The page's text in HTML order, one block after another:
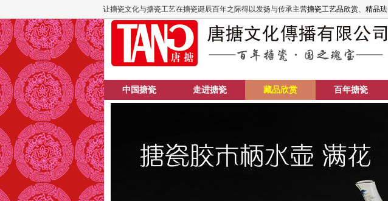
让搪瓷文化与搪瓷工艺在搪瓷诞辰百年之际得以发扬与传承主营搪瓷工艺品欣赏、 精品珐琅艺术
中国搪瓷 走进搪瓷 藏品欣赏 百年搪瓷